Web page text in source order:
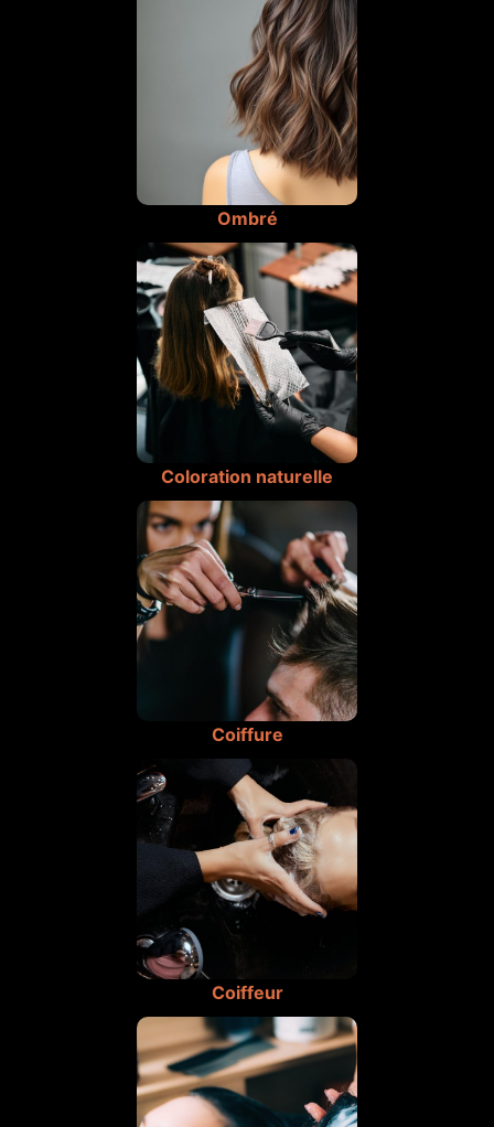
Ombré
Coloration naturelle
Coiffure
Coiffeur